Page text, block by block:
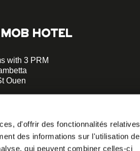
d'offrir des fonctionnalités relatives
des informations sur l'utilisation de
qui peuvent combiner celles-ci
HOTEL
with 3 PRM
Ouen
- Line 13 (a 5 minutes
de St-Ouen - Ligne 14 (a 5